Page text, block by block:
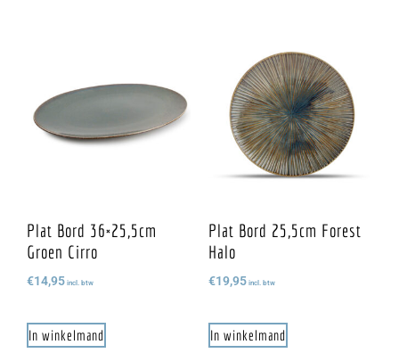
Plat Bord 36×25,5cm
Groen Cirro
€14,95 incl. btw
In winkelmand
Plat Bord 25,5cm Forest
Halo
€19,95 incl. btw
In winkelmand